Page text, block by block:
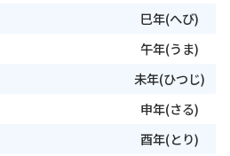
巳年(へび)
午年(うま)
未年(ひつじ)
申年(さる)
酉年(とり)